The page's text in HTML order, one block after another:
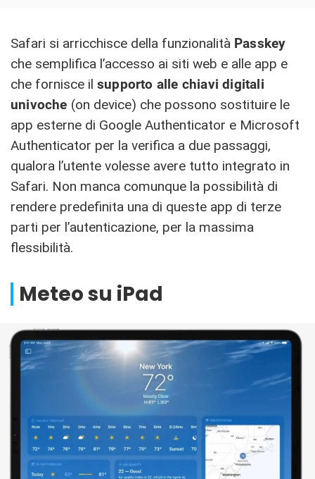
Safari si arricchisce della funzionalità Passkey
che semplifica l’accesso ai siti web e alle app e
che fornisce il supporto alle chiavi digitali
univoche (on device) che possono sostituire le
app esterne di Google Authenticator e Microsoft
Authenticator per la verifica a due passaggi,
qualora l’utente volesse avere tutto integrato in
Safari. Non manca comunque la possibilità di
rendere predefinita una di queste app di terze
parti per l’autenticazione, per la massima
flessibilità.
Meteo su iPad